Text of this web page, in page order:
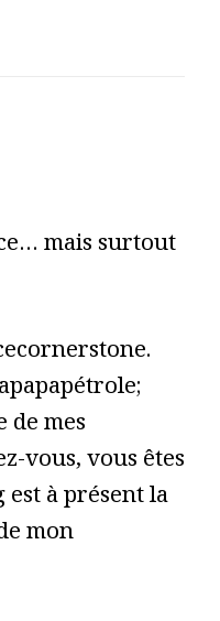
mais surtout
de mes
vous, vous êtes
à présent la
mon